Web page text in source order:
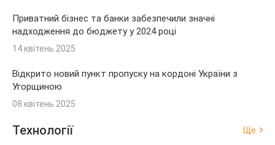
Приватний бізнес та банки забезпечили значні
надходження до бюджету у 2024 році
14 квітень 2025
Відкрито новий пункт пропуску на кордоні України з
Угорщиною
08 квітень 2025
Технології Ще